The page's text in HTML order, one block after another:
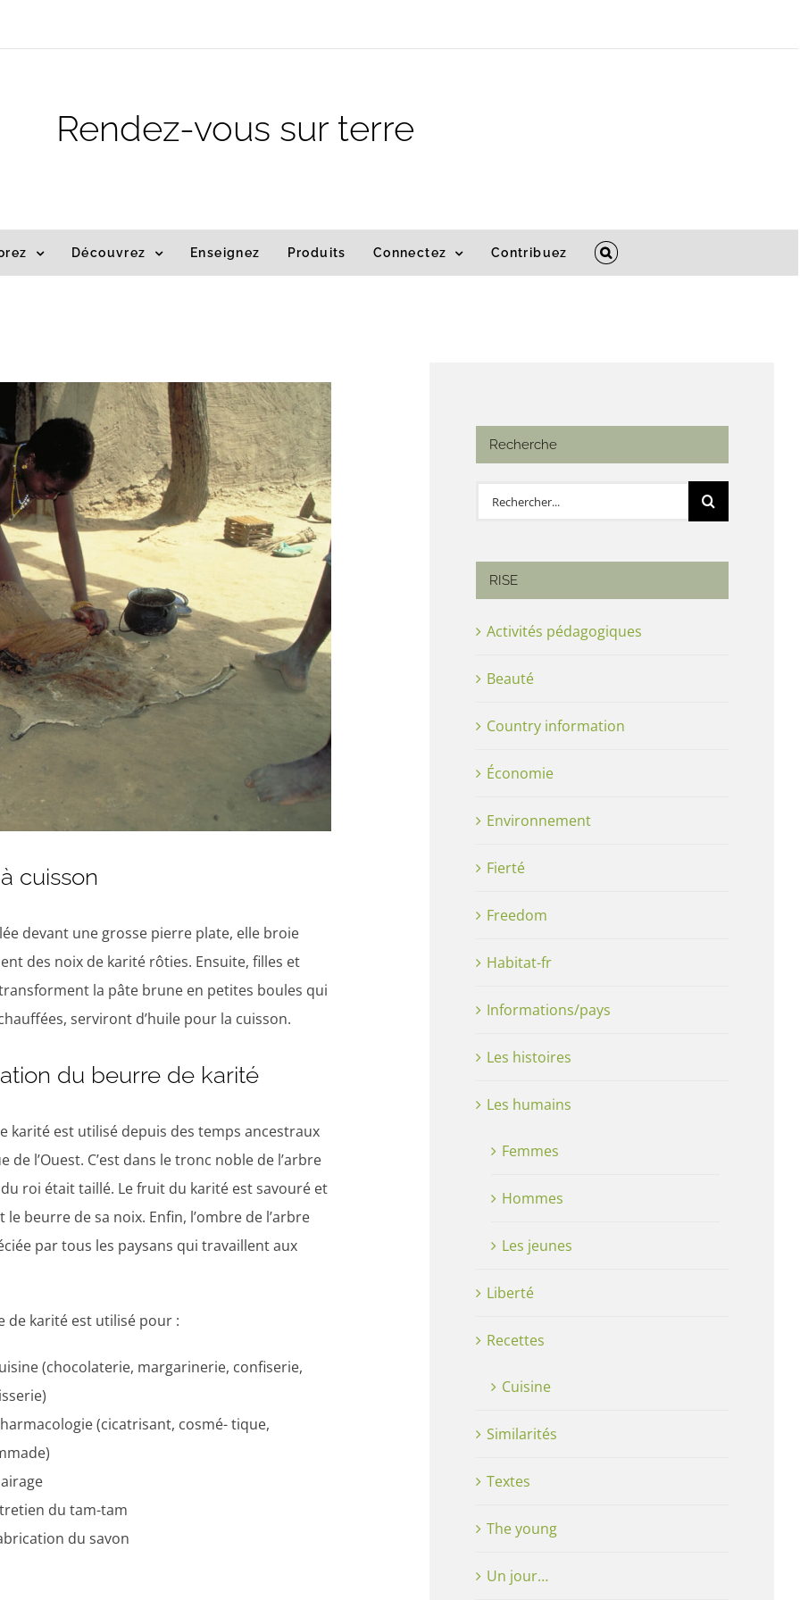
Rendez-vous sur terre
Découvrez Enseignez Produits Connectez Contribuez
cuisson
devant une grosse pierre plate, elle broie
des noix de karité rôties. Ensuite, filles et
la pâte brune en petites boules qui
serviront d’huile pour la cuisson.
du beurre de karité
karité est utilisé depuis des temps ancestraux
de l’Ouest. C’est dans le tronc noble de l’arbre
roi était taillé. Le fruit du karité est savouré et
le beurre de sa noix. Enfin, l’ombre de l’arbre
par tous les paysans qui travaillent aux
de karité est utilisé pour :
(chocolaterie, margarinerie, confiserie,
(cicatrisant, cosmé- tique,
du tam-tam
du savon
Recherche
Rechercher:
RISE
Activités pédagogiques
Beauté
Country information
Économie
Environnement
Fierté
Freedom
Habitat-fr
Informations/pays
Les histoires
Les humains
Femmes
Hommes
Les jeunes
Liberté
Recettes
Cuisine
Similarités
Textes
The young
Un jour…